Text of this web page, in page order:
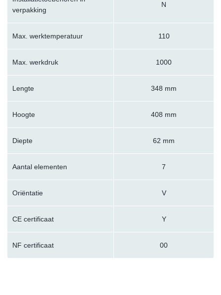
verpakking
N
Max. werktemperatuur 110
Max. werkdruk 1000
Lengte 348 mm
Hoogte 408 mm
Diepte 62 mm
Aantal elementen 7
Oriëntatie V
CE certificaat Y
NF certificaat 00